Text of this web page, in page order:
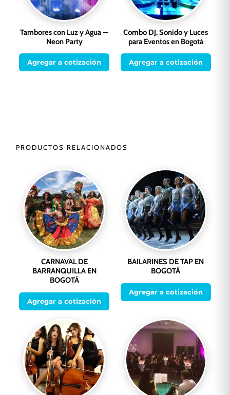
Tambores con Luz y Agua —
Neon Party
Agregar a cotización
Combo DJ, Sonido y Luces
para Eventos en Bogotá
Agregar a cotización
PRODUCTOS RELACIONADOS
CARNAVAL DE
BARRANQUILLA EN
BOGOTÁ
Agregar a cotización
BAILARINES DE TAP EN
BOGOTÁ
Agregar a cotización